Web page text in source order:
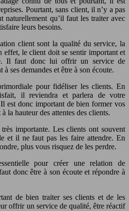
Pourtant, sans client, il n’y a pas
naturellement qu’il faut les traiter avec
leurs besoins.
client sont la qualité du service, la
effet, le client doit se sentir important et
Il faut donc lui offrir un service de
ses demandes et être à son écoute.
pour fidéliser les clients. En
il reviendra et parlera de votre
est donc important de bien former vos
la hauteur des attentes des clients.
importante. Les clients ont souvent
et il ne faut pas les faire attendre. En
plus vous risquez de les perdre.
pour créer une relation de
donc être à son écoute et répondre à
de bien traiter ses clients et de les
offrir un service de qualité, être réactif